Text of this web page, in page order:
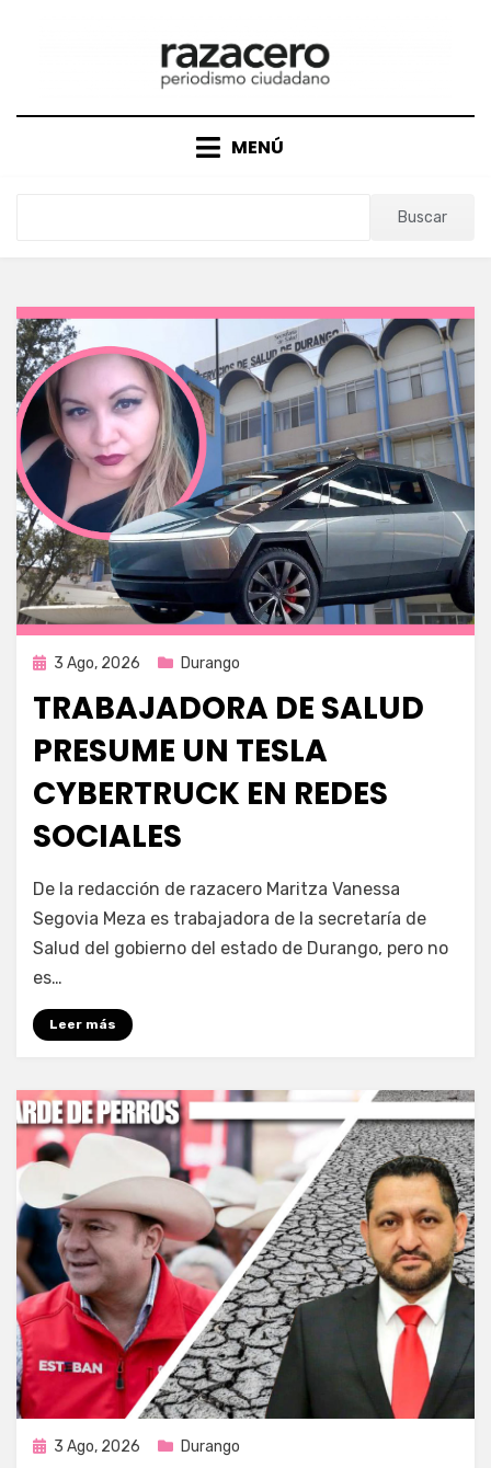
MENÚ
Buscar
Publicada
3 Ago, 2026 Durango
TRABAJADORA DE SALUD
PRESUME UN TESLA
CYBERTRUCK EN REDES
SOCIALES
por Fernando Miranda Servín
De la redacción de razacero Maritza Vanessa
Segovia Meza es trabajadora de la secretaría de
Salud del gobierno del estado de Durango, pero no
es…
Leer más
Publicada
3 Ago, 2026 Durango